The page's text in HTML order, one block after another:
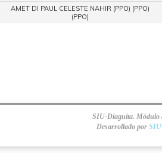
AMET DI PAUL CELESTE NAHIR (PPO) (PPO)
(PPO)
SIU-Diaguita. Módulo
Desarrollado por SIU